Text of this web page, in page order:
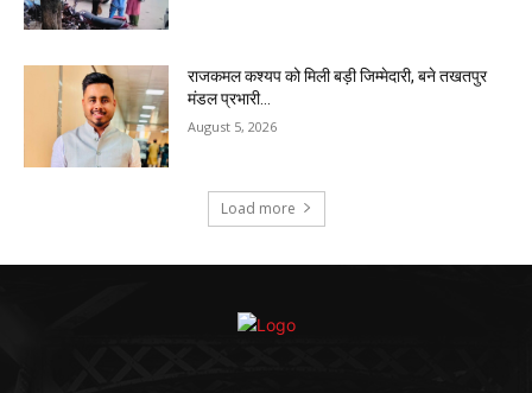
राजकमल कश्यप को मिली बड़ी जिम्मेदारी, बने तखतपुर
मंडल प्रभारी…
August 5, 2026
Load more